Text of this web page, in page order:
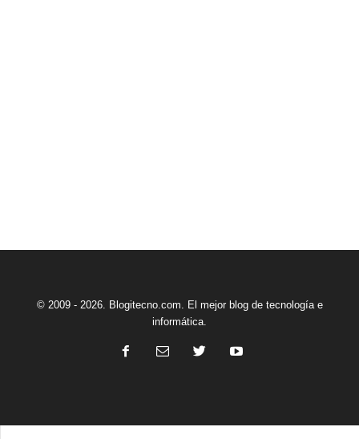
© 2009 - 2026. Blogitecno.com. El mejor blog de tecnología e
informática.